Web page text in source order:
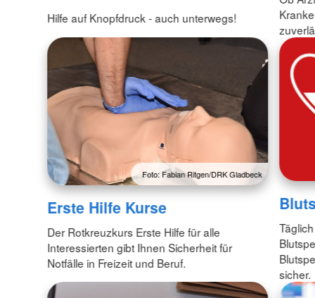
Hilfe auf Knopfdruck - auch unterwegs!
Foto: Fabian Ritgen/DRK Gladbeck
Erste Hilfe Kurse
Der Rotkreuzkurs Erste Hilfe für alle
Interessierten gibt Ihnen Sicherheit für
Notfälle in Freizeit und Beruf.
sicher.